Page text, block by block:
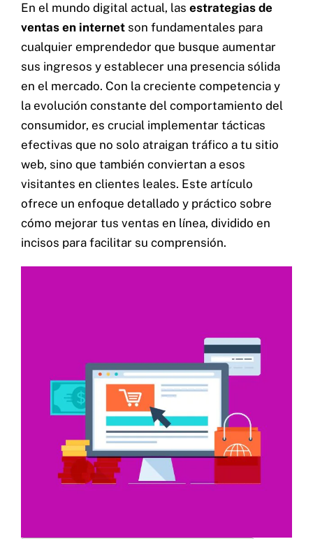
En el mundo digital actual, las estrategias de
ventas en internet son fundamentales para
cualquier emprendedor que busque aumentar
sus ingresos y establecer una presencia sólida
en el mercado. Con la creciente competencia y
la evolución constante del comportamiento del
consumidor, es crucial implementar tácticas
efectivas que no solo atraigan tráfico a tu sitio
web, sino que también conviertan a esos
visitantes en clientes leales. Este artículo
ofrece un enfoque detallado y práctico sobre
cómo mejorar tus ventas en línea, dividido en
incisos para facilitar su comprensión.
Contacto
Home
Servicios
Proyectos
Blog